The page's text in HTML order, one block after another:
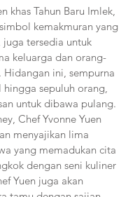
khas Tahun Baru Imlek,
kemakmuran yang
tersedia untuk
keluarga dan orang-
Hidangan ini, sempurna
hingga sepuluh orang,
untuk dibawa pulang.
Chef Yvonne Yuen
menyajikan lima
yang memadukan cita
dengan seni kuliner
Yuen juga akan